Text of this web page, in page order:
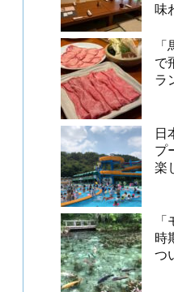
味
で
ラ
日
プ
楽
時
つ